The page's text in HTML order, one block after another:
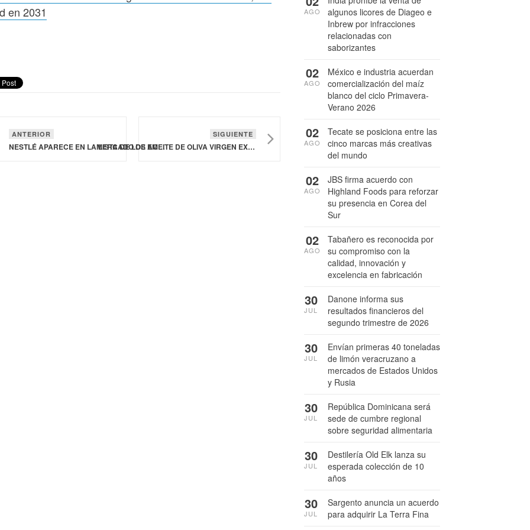
en 2031
ANTERIOR
NESTLÉ APARECE EN LA LISTA DE LOS EMPLEADORES MÁS ATRACTIVOS DEL MUNDO POR DECIMOSEXTO AÑO CONSECUTIVO
SIGUIENTE
MERCADO DE ACEITE DE OLIVA VIRGEN EXTRA ALCANZARÁ LOS 19,800 MDD EN 2031
algunos licores de Diageo e
Inbrew por infracciones
relacionadas con
saborizantes
AGO
México e industria acuerdan
comercialización del maíz
blanco del ciclo Primavera-
Verano 2026
02
AGO
Tecate se posiciona entre las
cinco marcas más creativas
del mundo
02
AGO
JBS firma acuerdo con
Highland Foods para reforzar
su presencia en Corea del
Sur
02
AGO
Tabañero es reconocida por
su compromiso con la
calidad, innovación y
excelencia en fabricación
02
AGO
Danone informa sus
resultados financieros del
segundo trimestre de 2026
30
JUL
Envían primeras 40 toneladas
de limón veracruzano a
mercados de Estados Unidos
y Rusia
30
JUL
República Dominicana será
sede de cumbre regional
sobre seguridad alimentaria
30
JUL
Destilería Old Elk lanza su
esperada colección de 10
años
30
JUL
Sargento anuncia un acuerdo
para adquirir La Terra Fina
30
JUL